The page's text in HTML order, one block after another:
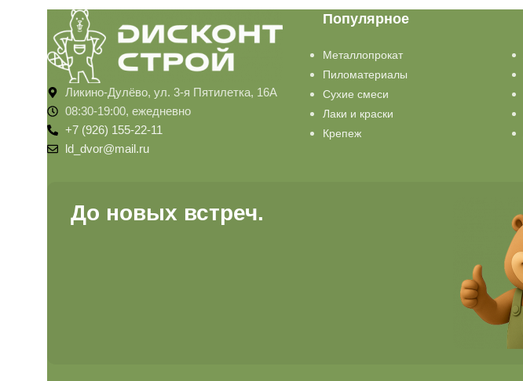
Ликино-Дулёво, ул. 3-я Пятилетка, 16А
08:30-19:00, ежедневно
+7 (926) 155-22-11
ld_dvor@mail.ru
Популярное
Металлопрокат
Пиломатериалы
Сухие смеси
Лаки и краски
Крепеж
До новых встреч.